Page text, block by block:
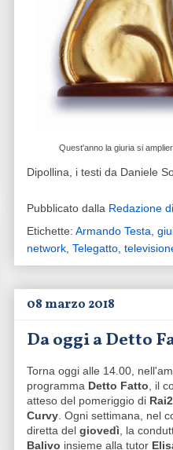
Quest'anno la giuria si
Dipollina, i testi da Daniele
Pubblicato dalla Redazione
Etichette: Armando Testa,
network, Telegatto,
08 marzo 2018
Da oggi a Detto
Torna oggi alle 14.00,
programma Detto Fatto, il
atteso del pomeriggio di Rai2
Curvy. Ogni settimana, nel
diretta del giovedì, la
Balivo insieme alla tutor